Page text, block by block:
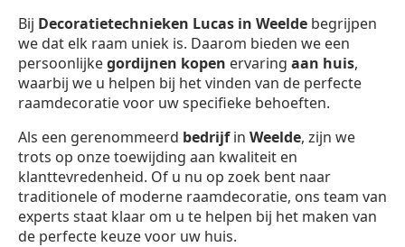
Bij Decoratietechnieken Lucas in Weelde begrijpen
we dat elk raam uniek is. Daarom bieden we een
persoonlijkegordijnen kopen ervaring aan huis,
waarbij we u helpen bij het vinden van de perfecte
raamdecoratie voor uw specifieke behoeften.
Als een gerenommeerd bedrijfin Weelde, zijn we
trots op onze toewijding aan kwaliteit en
klanttevredenheid. Of u nu op zoek bent naar
traditionele of moderne raamdecoratie, ons team van
experts staat klaar om u te helpen bij het maken van
de perfecte keuze voor uw huis.